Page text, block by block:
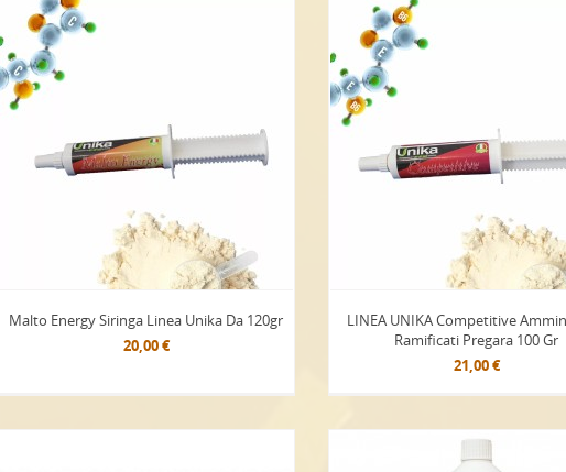
Malto Energy Siringa Linea Unika Da 120gr
20,00 €
LINEA UNIKA Competitive
Ramificati Pregara 100 Gr
21,00 €